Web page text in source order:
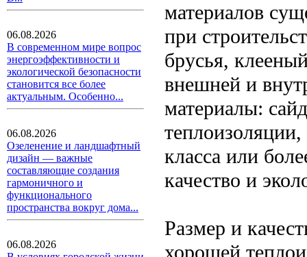
06.08.2026
В современном мире вопрос
энергоэффективности и
экологической безопасности
становится все более
актуальным. Особенно...
06.08.2026
Озеленение и ландшафтный
дизайн — важные
составляющие создания
гармоничного и
функционального
пространства вокруг дома...
06.08.2026
материалов
при
брусья,
внешней и
материалы:
класса или
качество и
Размер и
хорошей